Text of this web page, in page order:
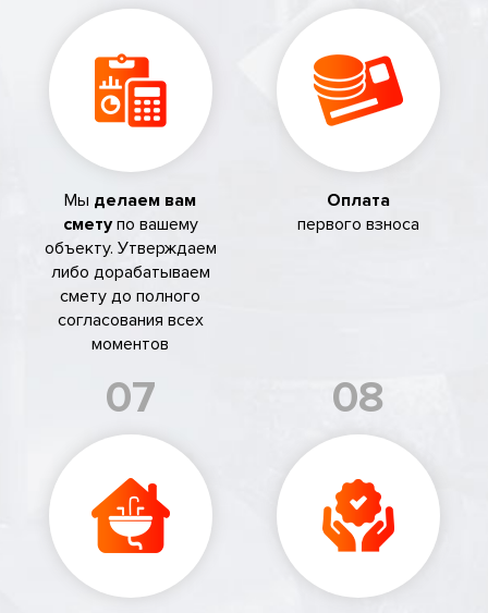
Мы делаем вам
сметупо вашему
объекту. Утверждаем
либо дорабатываем
смету до полного
согласования всех
моментов
Оплата
первого взноса
07 08